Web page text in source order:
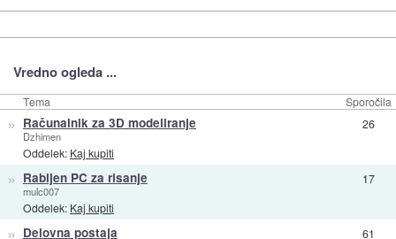
Vredno ogleda ...
Tema Sporočila
» Računalnik za 3D modeliranje
Dzhimen
Oddelek: Kaj kupiti
26
» Rabljen PC za risanje
mulc007
Oddelek: Kaj kupiti
17
» Delovna postaja 61